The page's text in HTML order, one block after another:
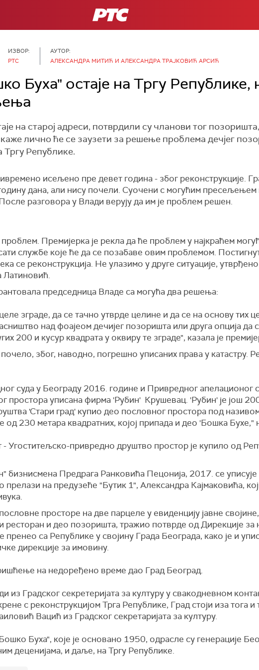
РТС
ИЗВОР:
РТС
АУТОР:
АЛЕКСАНДРА МИТИЋ И АЛЕКСАНДРА ТРАЈКОВИЋ АРСИЋ
Буха" остаје на Тргу Републике,
на старој адреси, потврдили су чланови тог
лично ће се заузети за решење проблема дечјег
Тргу Републике.
исељено пре девет година - због реконструкције.
дана, али нису почели. Суочени с могућим пресељењем
разговора у Влади верују да им је проблем решен.
Премијерка је рекла да ће проблем у најкраћем
службе које ће да се позабаве овим проблемом.
се реконструкција. Не улазимо у друге ситуације, утврђено
Латиновић.
председница Владе са могућа два решења:
зграде, да се тачно утврде целине и да се на основу тих
над фоајеом дечијег позоришта или друга опција да
200 и кусур квадрата у оквиру те зграде", казала је
због, наводно, погрешно уписаних права у катастру.
суда у Београду 2016. године и Привредног апелационог
простора уписана фирма 'Рубин' Крушевац. 'Рубин' је још
'Стари град' купио део пословног простора под
230 метара квадратних, којој припада и део 'Бошка Бухе,"
Угоститељско-привредно друштво простор је купило од
бизнисмена Предрага Ранковића Пецонија, 2017. се
на предузеће "Бутик 1", Александра Кајмаковића,
просторе на две парцеле у евиденцију јавне својине,
ресторан и део позоришта, тражио потврде од Дирекције
пренео са Републике у својину Града Београда, како је и
дирекције за имовину.
на недоређено време дао Град Београд.
из Градског секретеријата за културу у свакодневном
с реконструкцијом Трга Републике, Град стоји иза тога и
Вацић из Градског секретаријата за културу.
Буха", које је основано 1950, одрасле су генерације
деценијама, и даље, на Тргу Републике.